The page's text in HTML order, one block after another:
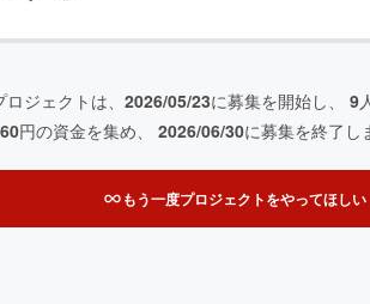
ジェクトは、 2026/05/23に募集を開始し、 9
円の資金を集め、 2026/06/30に募集を終了し
もう一度プロジェクトをやってほしい